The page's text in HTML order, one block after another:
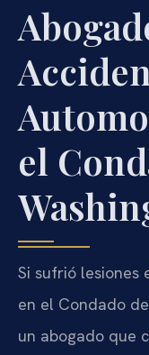
el
Si sufrió lesiones
en el Condado
un abogado que